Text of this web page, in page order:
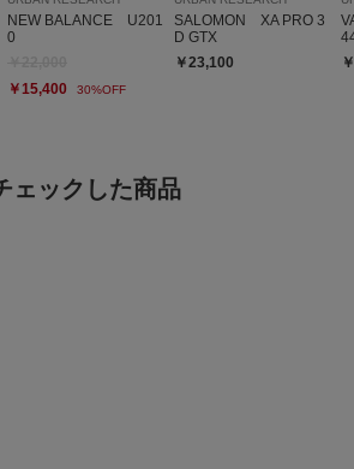
NEW BALANCE U201
0
￥15,400
30%OFF
SALOMON XA PRO 3
D GTX
￥23,100
ェックした商品